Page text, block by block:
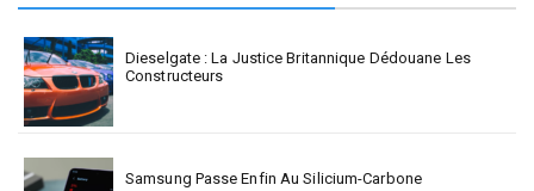
Dieselgate : La Justice Britannique Dédouane Les
Constructeurs
Samsung Passe Enfin Au Silicium-Carbone